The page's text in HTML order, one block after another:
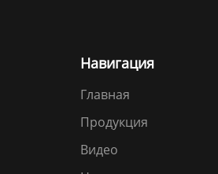
Навигация
Главная
Продукция
Bидео